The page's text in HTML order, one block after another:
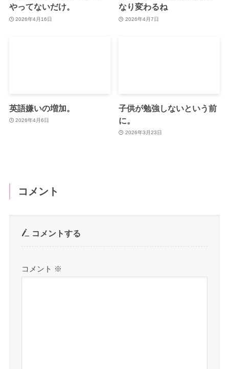
やってないだけ。
2026年4月16日
なり変わるね
2026年4月7日
英語嫌いの増加。
2026年4月6日
子供が勉強しないという前
に。
2026年3月23日
コメント
コメントする
コメント ※